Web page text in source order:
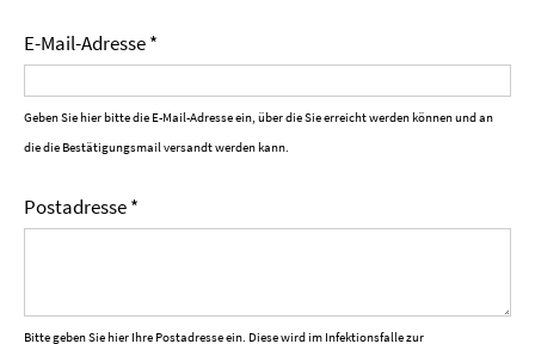
E-Mail-Adresse *
Geben Sie hier bitte die E-Mail-Adresse ein, über die Sie erreicht werden können und an
die die Bestätigungsmail versandt werden kann.
Postadresse *
Bitte geben Sie hier Ihre Postadresse ein. Diese wird im Infektionsfalle zur